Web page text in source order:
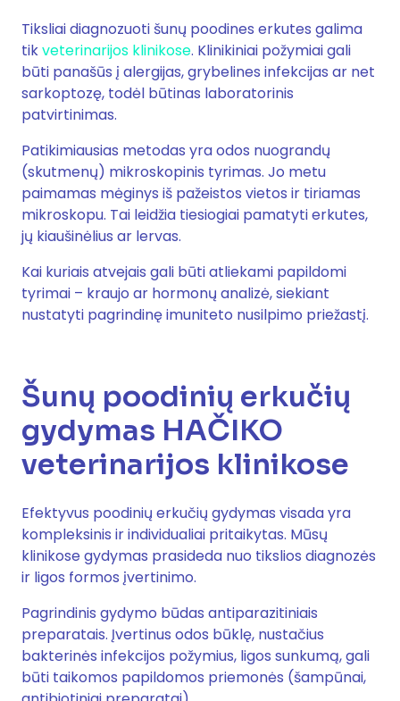
Tiksliai diagnozuoti šunų poodines erkutes galima
tikveterinarijos klinikose. Klinikiniai požymiai gali
būti panašūs į alergijas, grybelines infekcijas ar net
sarkoptozę, todėl būtinas laboratorinis
patvirtinimas.
Patikimiausias metodas yra odos nuograndų
(skutmenų) mikroskopinis tyrimas. Jo metu
paimamas mėginys iš pažeistos vietos ir tiriamas
mikroskopu. Tai leidžia tiesiogiai pamatyti erkutes,
jų kiaušinėlius ar lervas.
Kai kuriais atvejais gali būti atliekami papildomi
tyrimai – kraujo ar hormonų analizė, siekiant
nustatyti pagrindinę imuniteto nusilpimo priežastį.
Šunų poodinių erkučių
gydymas HAČIKO
veterinarijos klinikose
Efektyvus poodinių erkučių gydymas visada yra
kompleksinis ir individualiai pritaikytas. Mūsų
klinikose gydymas prasideda nuo tikslios diagnozės
ir ligos formos įvertinimo.
Pagrindinis gydymo būdas antiparazitiniais
preparatais. Įvertinus odos būklę, nustačius
bakterinės infekcijos požymius, ligos sunkumą, gali
būti taikomos papildomos priemonės (šampūnai,